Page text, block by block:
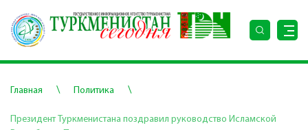
Главная \ Политика \
Президент Туркменистана поздравил руководство Исламской